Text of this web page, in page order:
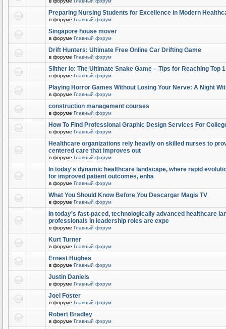
Preparing Nursing Students for Excellence in Modern
в форуме Главный форум
Singapore house mover
в форуме Главный форум
Drift Hunters: Ultimate Free Online Car Drifting Game
в форуме Главный форум
Slither io: The Ultimate Snake Game – Tips for Reaching Top
в форуме Главный форум
Playing Horror Games Without Losing Your Nerve: A Night
в форуме Главный форум
construction management courses
в форуме Главный форум
How To Find Professional Graphic Design Services For
в форуме Главный форум
Healthcare organizations rely heavily on skilled nurses to
centered care that improves out
в форуме Главный форум
In today's dynamic healthcare landscape, where rapid
for improved patient outcomes, enha
в форуме Главный форум
What You Should Know Before You Descargar Magis TV
в форуме Главный форум
In today's fast-paced, technologically advanced healthcare
professionals in leadership roles are expe
в форуме Главный форум
Kurt Turner
в форуме Главный форум
Ernest Hughes
в форуме Главный форум
Justin Daniels
в форуме Главный форум
Joel Foster
в форуме Главный форум
Robert Bradley
в форуме Главный форум